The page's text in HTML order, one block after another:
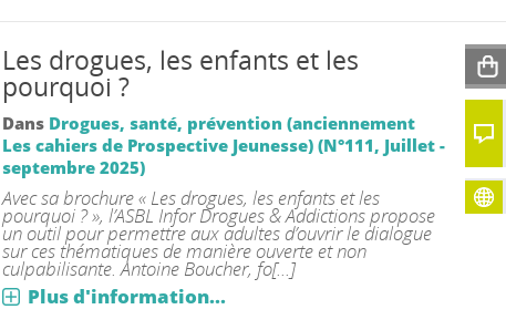
Les drogues, les enfants et les
pourquoi ?
Dans Drogues, santé, prévention (anciennement
Les cahiers de Prospective Jeunesse) (N°111, Juillet -
septembre 2025)
Avec sa brochure « Les drogues, les enfants et les
pourquoi ? », l’ASBL Infor Drogues & Addictions propose
un outil pour permettre aux adultes d’ouvrir le dialogue
sur ces thématiques de manière ouverte et non
culpabilisante. Antoine Boucher, fo[...]
Plus d'information...